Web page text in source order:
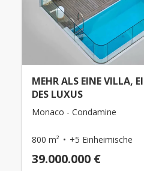
MEHR ALS EINE VILLA,
DES LUXUS
Monaco - Condamine
800 m² +5 Einheimische
39.000.000 €